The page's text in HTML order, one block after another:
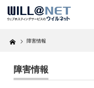
Home 障害情報
障害情報